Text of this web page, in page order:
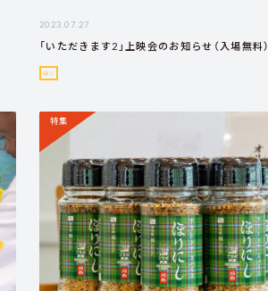
2023.07.27
「いただきます2」上映会のお知らせ（入場無料）
行く
特集